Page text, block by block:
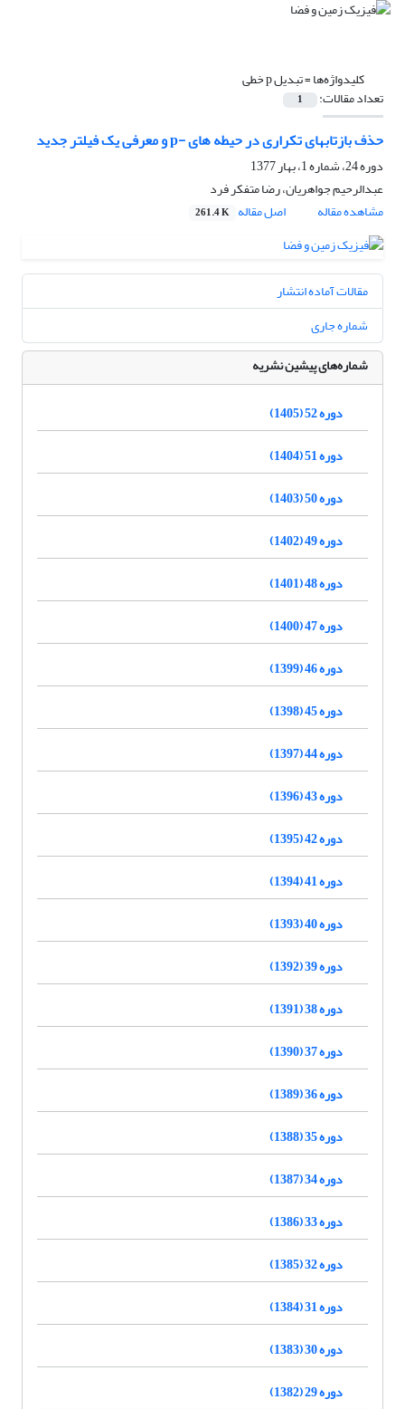
کلیدواژه‌ها =تبدیل p خطی
تعداد مقالات: 1
حذف بازتابهای تکراری در حیطه های -p و معرفی یک فیلتر جدید
دوره 24، شماره 1، بهار 1377
عبدالرحیم جواهریان، رضا متفکر فرد
مشاهده مقاله
اصل مقاله 261.4 K
مقالات آماده انتشار
شماره جاری
شماره‌های پیشین نشریه
دوره 52 (1405)
دوره 51 (1404)
دوره 50 (1403)
دوره 49 (1402)
دوره 48 (1401)
دوره 47 (1400)
دوره 46 (1399)
دوره 45 (1398)
دوره 44 (1397)
دوره 43 (1396)
دوره 42 (1395)
دوره 41 (1394)
دوره 40 (1393)
دوره 39 (1392)
دوره 38 (1391)
دوره 37 (1390)
دوره 36 (1389)
دوره 35 (1388)
دوره 34 (1387)
دوره 33 (1386)
دوره 32 (1385)
دوره 31 (1384)
دوره 30 (1383)
دوره 29 (1382)